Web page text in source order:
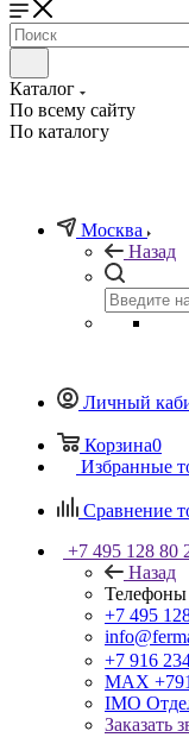
Каталог
По всему сайту
По каталогу
Москва
Назад
Личный
Корзина0
Избранные
Сравнение
+7 495 128 80
Назад
Телефоны
+7 495
+7 916
MAX
IMO
Заказать